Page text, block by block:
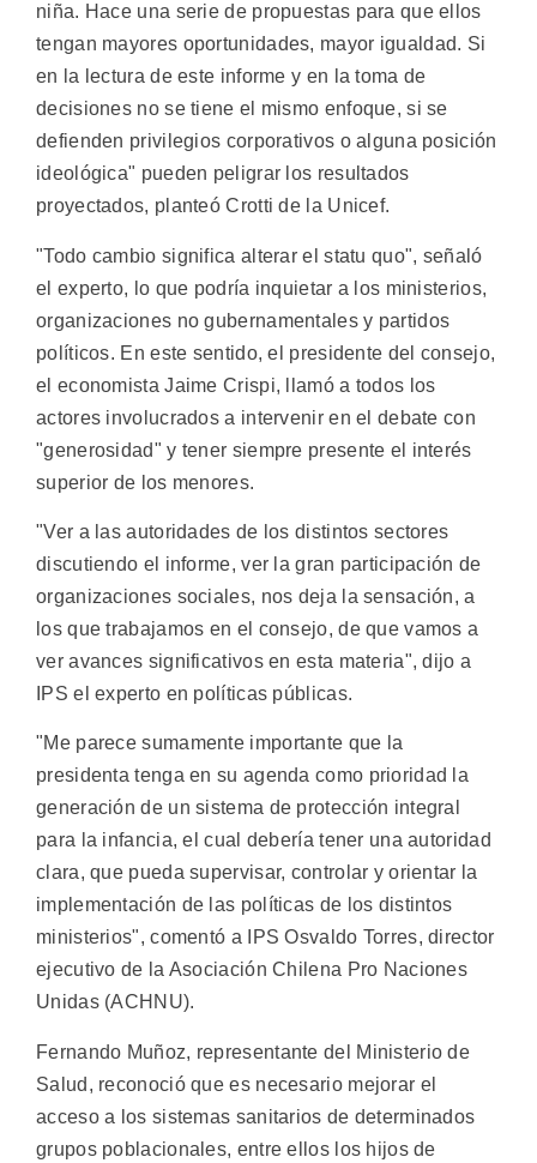
niña. Hace una serie de propuestas para que ellos
tengan mayores oportunidades, mayor igualdad. Si
en la lectura de este informe y en la toma de
decisiones no se tiene el mismo enfoque, si se
defienden privilegios corporativos o alguna posición
ideológica" pueden peligrar los resultados
proyectados, planteó Crotti de la Unicef.
"Todo cambio significa alterar el statu quo", señaló
el experto, lo que podría inquietar a los ministerios,
organizaciones no gubernamentales y partidos
políticos. En este sentido, el presidente del consejo,
el economista Jaime Crispi, llamó a todos los
actores involucrados a intervenir en el debate con
"generosidad" y tener siempre presente el interés
superior de los menores.
"Ver a las autoridades de los distintos sectores
discutiendo el informe, ver la gran participación de
organizaciones sociales, nos deja la sensación, a
los que trabajamos en el consejo, de que vamos a
ver avances significativos en esta materia", dijo a
IPS el experto en políticas públicas.
"Me parece sumamente importante que la
presidenta tenga en su agenda como prioridad la
generación de un sistema de protección integral
para la infancia, el cual debería tener una autoridad
clara, que pueda supervisar, controlar y orientar la
implementación de las políticas de los distintos
ministerios", comentó a IPS Osvaldo Torres, director
ejecutivo de la Asociación Chilena Pro Naciones
Unidas (ACHNU).
Fernando Muñoz, representante del Ministerio de
Salud, reconoció que es necesario mejorar el
acceso a los sistemas sanitarios de determinados
grupos poblacionales, entre ellos los hijos de